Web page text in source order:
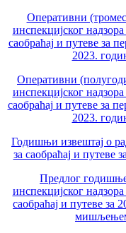
Оперативни
инспекцијског
саобраћај и путеве за
2023.
Оперативни
инспекцијског
саобраћај и путеве за
2023.
Годишњи извештај о
за саобраћај и путеве
Предлог
инспекцијског
саобраћај и путеве за